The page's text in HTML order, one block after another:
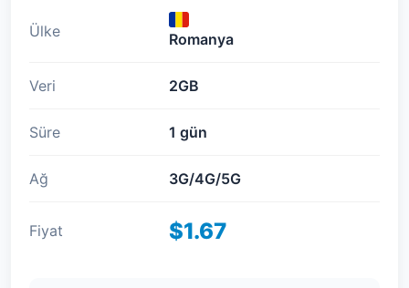
Ülke Romanya
Veri 2GB
Süre 1 gün
Ağ 3G/4G/5G
Fiyat $1.67